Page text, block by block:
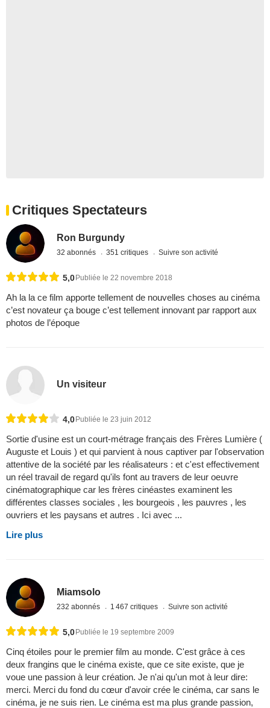
Critiques Spectateurs
Ron Burgundy
32 abonnés 351 critiques Suivre son activité
5,0 Publiée le 22 novembre 2018
Ah la la ce film apporte tellement de nouvelles choses au cinéma
c’est novateur ça bouge c’est tellement innovant par rapport aux
photos de l’époque
Un visiteur
4,0 Publiée le 23 juin 2012
Sortie d'usine est un court-métrage français des Frères Lumière (
Auguste et Louis ) et qui parvient à nous captiver par l'observation
attentive de la société par les réalisateurs : et c'est effectivement
un réel travail de regard qu'ils font au travers de leur oeuvre
cinématographique car les frères cinéastes examinent les
différentes classes sociales , les bourgeois , les pauvres , les
ouvriers et les paysans et autres . Ici avec ...
Lire plus
Miamsolo
232 abonnés 1 467 critiques Suivre son activité
5,0Publiée le 19 septembre 2009
Cinq étoiles pour le premier film au monde. C'est grâce à ces
deux frangins que le cinéma existe, que ce site existe, que je
voue une passion à leur création. Je n'ai qu'un mot à leur dire:
merci. Merci du fond du cœur d'avoir crée le cinéma, car sans le
cinéma, je ne suis rien. Le cinéma est ma plus grande passion,